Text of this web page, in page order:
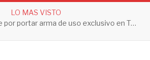
LO MAS VISTO
Condenan a hombre por portar arma de uso exclusivo en Tepic